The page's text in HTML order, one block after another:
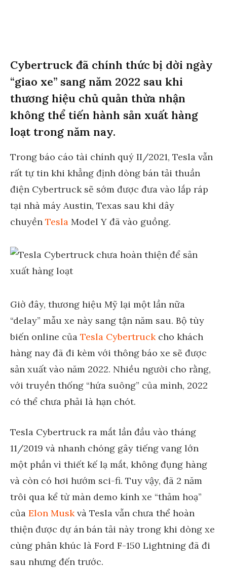
Cybertruck đã chính thức bị dời ngày
“giao xe” sang năm 2022 sau khi
thương hiệu chủ quản thừa nhận
không thể tiến hành sản xuất hàng
loạt trong năm nay.
Trong báo cáo tài chính quý II/2021, Tesla vẫn
rất tự tin khi khẳng định dòng bán tải thuần
điện Cybertruck sẽ sớm được đưa vào lắp ráp
tại nhà máy Austin, Texas sau khi dây
chuyền Tesla Model Y đã vào guồng.
Giờ đây, thương hiệu Mỹ lại một lần nữa
“delay” mẫu xe này sang tận năm sau. Bộ tùy
biến online của Tesla Cybertruck cho khách
hàng nay đã đi kèm với thông báo xe sẽ được
sản xuất vào năm 2022. Nhiều người cho rằng,
với truyền thống “hứa suông” của mình, 2022
có thể chưa phải là hạn chót.
Tesla Cybertruck ra mắt lần đầu vào tháng
11/2019 và nhanh chóng gây tiếng vang lớn
một phần vì thiết kế lạ mắt, không đụng hàng
và còn có hơi hướm sci-fi. Tuy vậy, đã 2 năm
trôi qua kể từ màn demo kính xe “thảm hoạ”
của Elon Muskvà Tesla vẫn chưa thể hoàn
thiện được dự án bán tải này trong khi dòng xe
cùng phân khúc là Ford F-150 Lightning đã đi
sau nhưng đến trước.